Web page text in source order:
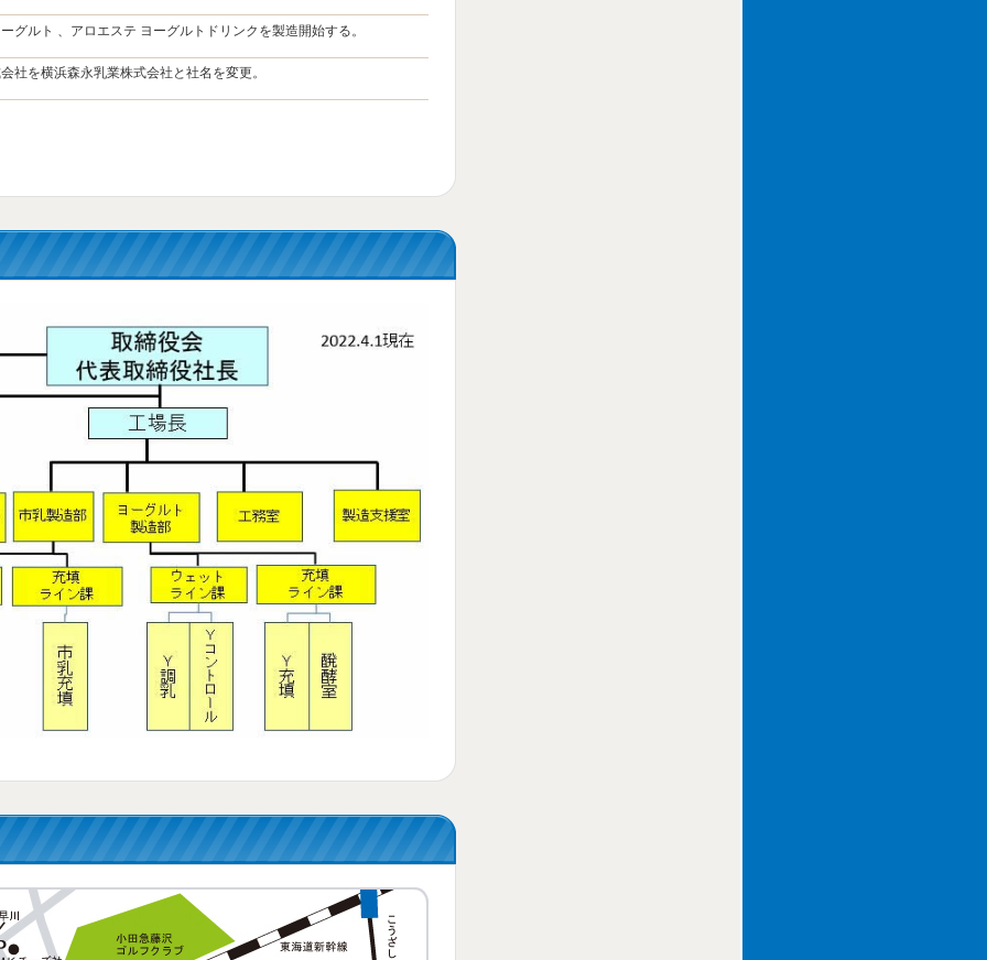
グルト 、アロエステ ヨーグルトドリンクを製造開始する。
社を横浜森永乳業株式会社と社名を変更。